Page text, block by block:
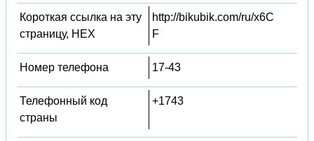
Короткая ссылка на эту
страницу, HEX
http://bikubik.com/ru/x6C
F
Номер телефона 17-43
Телефонный код
страны
+1743